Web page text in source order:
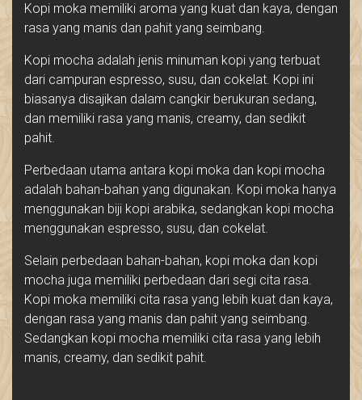
Kopi moka memiliki aroma yang kuat dan kaya, dengan
rasa yang manis dan pahit yang seimbang.
Kopi mocha adalah jenis minuman kopi yang terbuat
dari campuran espresso, susu, dan cokelat. Kopi ini
biasanya disajikan dalam cangkir berukuran sedang,
dan memiliki rasa yang manis, creamy, dan sedikit
pahit.
Perbedaan utama antara kopi moka dan kopi mocha
adalah bahan-bahan yang digunakan. Kopi moka hanya
menggunakan biji kopi arabika, sedangkan kopi mocha
menggunakan espresso, susu, dan cokelat.
Selain perbedaan bahan-bahan, kopi moka dan kopi
mocha juga memiliki perbedaan dari segi cita rasa.
Kopi moka memiliki cita rasa yang lebih kuat dan kaya,
dengan rasa yang manis dan pahit yang seimbang.
Sedangkan kopi mocha memiliki cita rasa yang lebih
manis, creamy, dan sedikit pahit.